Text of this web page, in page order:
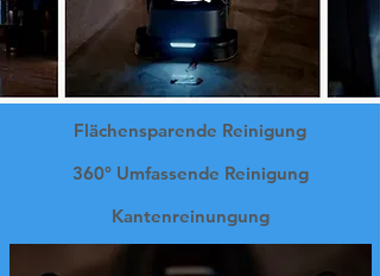
Flächensparende Reinigung
360° Umfassende Reinigung
Kantenreinungung